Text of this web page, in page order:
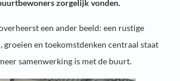
zorgelijk vonden.
een ander beeld: een rustige
groeien en toekomstdenken centraal staat
samenwerking is met de buurt.